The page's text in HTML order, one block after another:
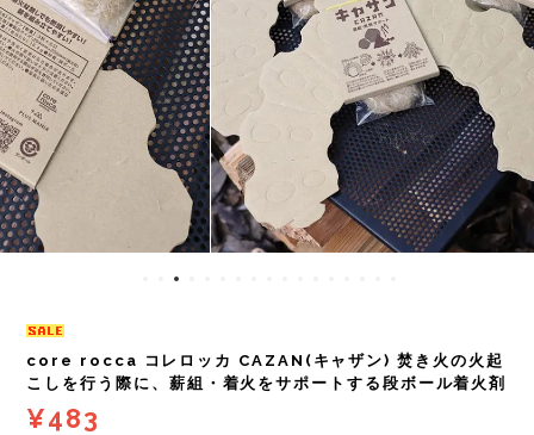
ゲイター
サングラス
ライト
ボトル・携帯カップ
ストックポール
その他
HoneyAction(ハニーアクション)
KODA(コーダ)
Mag-on(マグオン)
MEDALIST(メダリスト)
PUREPALA(ピュアパラ)
SAMURAICHARGE Pro
Clef(クレ)
Columbia・Montrail(コロンビア・モント
レイル)
COMPRESSPORT(コンプレスポーツ)
DYNAFIT(ディナフィット)
ELDORESO(エルドレッソ)
core rocca コレロッカ CAZAN(キャザン) 焚き火の火起
こしを行う際に、薪組・着火をサポートする段ボール着火剤
¥483